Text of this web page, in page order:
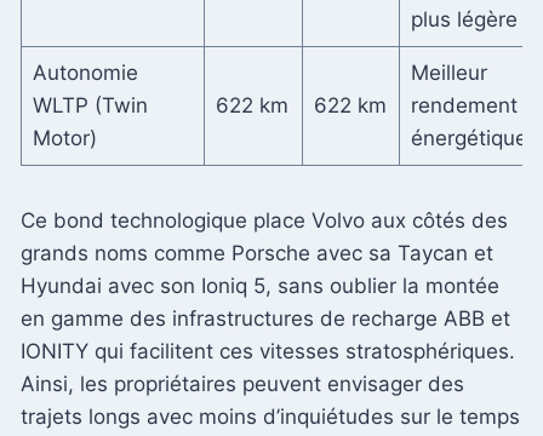
plus légère
Autonomie
WLTP (Twin
Motor)
622 km 622 km
Meilleur
rendement
énergétique
Ce bond technologique place Volvo aux côtés des
grands noms comme Porsche avec sa Taycan et
Hyundai avec son Ioniq 5, sans oublier la montée
en gamme des infrastructures de recharge ABB et
IONITY qui facilitent ces vitesses stratosphériques.
Ainsi, les propriétaires peuvent envisager des
trajets longs avec moins d’inquiétudes sur le temps